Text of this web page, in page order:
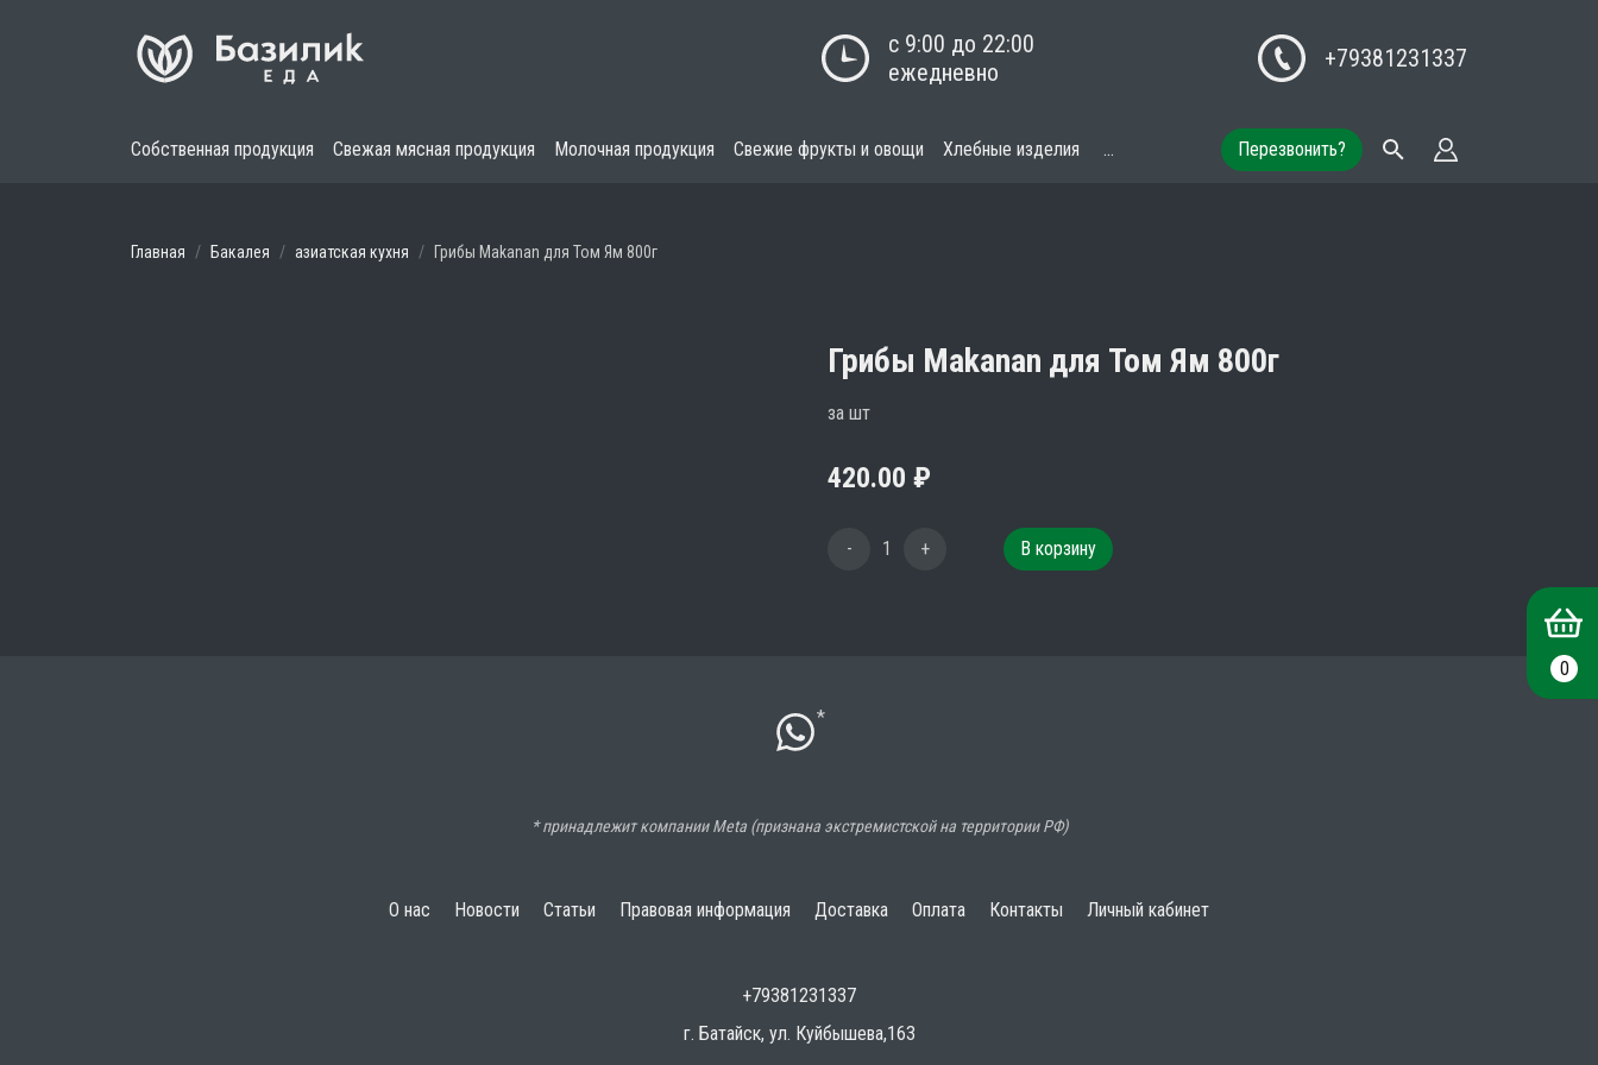
с 9:00 до 22:00
ежедневно
+79381231337
Собственная продукция Свежая мясная продукция Молочная продукция Свежие фрукты и овощи Хлебные изделия ... Перезвонить?
Главная Бакалея азиатская кухня Грибы Makanan для Том Ям 800г
Грибы Makanan для Том Ям 800г
за шт
420.00 ₽
- 1 + В корзину
*
* принадлежит компании Meta (признана экстремистской на территории РФ)
О нас Новости Статьи Правовая информация Доставка Оплата Контакты Личный кабинет
+79381231337
г. Батайск, ул. Куйбышева,163
0